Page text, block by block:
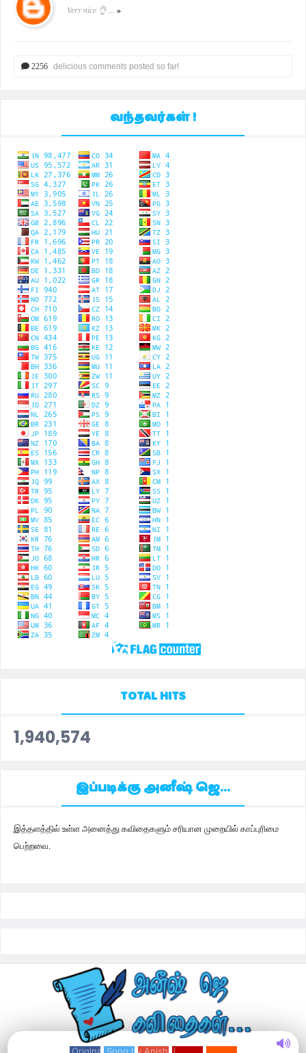
Very nice 👌 ... »
2256 delicious comments posted so far!
வந்தவர்கள் !
TOTAL HITS
1,940,574
இப்படிக்கு அனீஷ் ஜெ...
இத்தளத்தில் உள்ள அனைத்து கவிதைகளும் சரியான முறையில் காப்புரிமை
பெற்றவை.